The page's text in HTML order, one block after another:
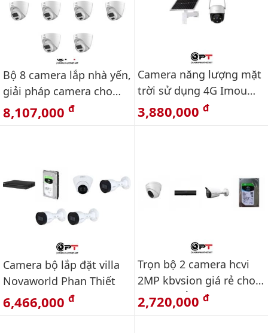
Bộ 8 camera lắp nhà yến,
giải pháp camera cho
nhà yến
8,107,000 đ
Camera năng lượng mặt
trời sử dụng 4G Imou
S21FTP kết hợp bộ pin
40W-20AH
3,880,000 đ
Camera bộ lắp đặt villa
Novaworld Phan Thiết
6,466,000 đ
Trọn bộ 2 camera hcvi
2MP kbvsion giá rẻ cho
gia đình ổ cứng 500Gb
2,720,000 đ